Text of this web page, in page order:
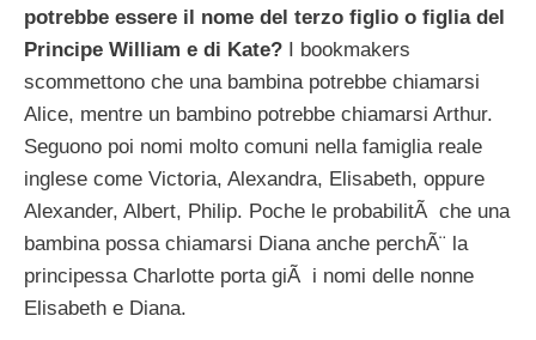
potrebbe essere il nome del terzo figlio o figlia del
Principe William e di Kate? I bookmakers
scommettono che una bambina potrebbe chiamarsi
Alice, mentre un bambino potrebbe chiamarsi Arthur.
Seguono poi nomi molto comuni nella famiglia reale
inglese come Victoria, Alexandra, Elisabeth, oppure
Alexander, Albert, Philip. Poche le probabilitÃ che una
bambina possa chiamarsi Diana anche perchÃ¨ la
principessa Charlotte porta giÃ i nomi delle nonne
Elisabeth e Diana.